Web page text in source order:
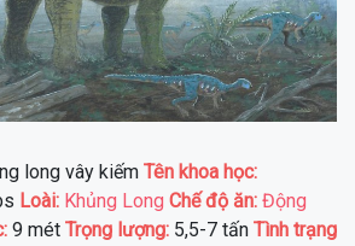
long vây kiếm Tên khoa học:
Loài: Khủng Long Chế độ ăn: Động
9 mét Trọng lượng: 5,5-7 tấn Tình trạng